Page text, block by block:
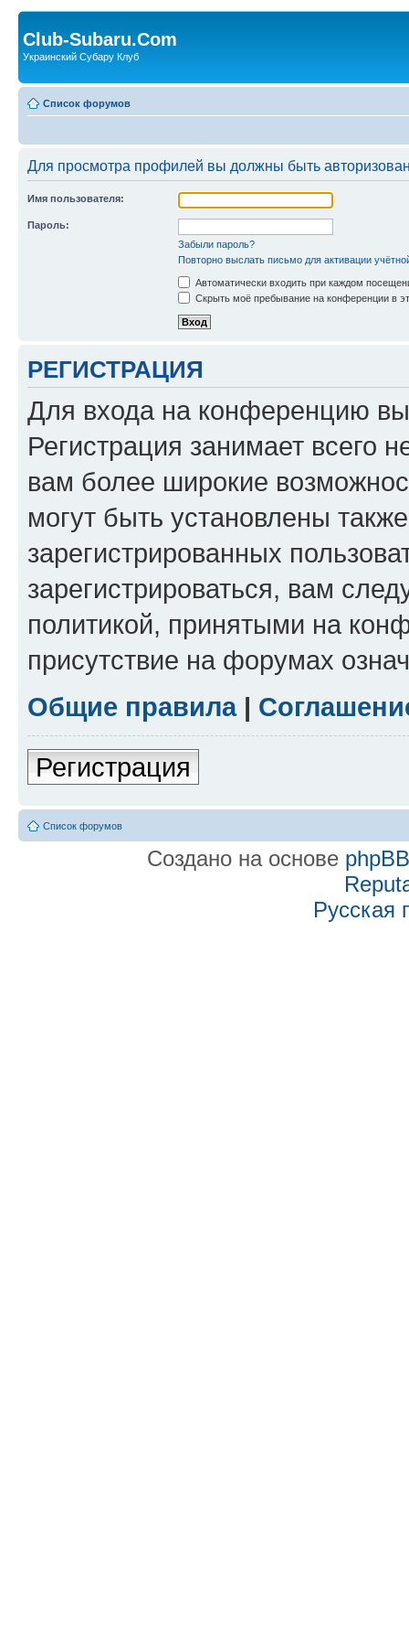
Club-Subaru.Com
Украинский Субару Клуб
Список форумов
Для просмотра профилей вы должны быть
Имя пользователя:
Пароль:
Забыли пароль?
Повторно выслать письмо для активации
Автоматически входить при каждом
Скрыть моё пребывание на конференции в
РЕГИСТРАЦИЯ
Для входа на конференцию
Регистрация занимает всего
вам более широкие
могут быть установлены
зарегистрированных
зарегистрироваться, вам
политикой, принятыми на
присутствие на форумах
Общие правила|
Регистрация
Список форумов
Создано на основе phpBB
Русская